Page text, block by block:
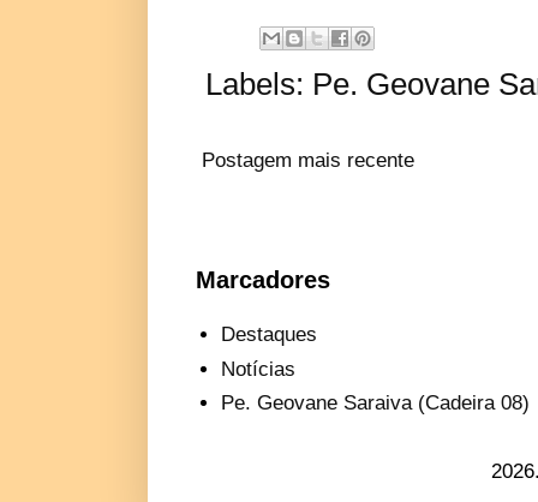
Labels: Pe. Geovane
Postagem mais recente
Marcadores
Destaques
Notícias
Pe. Geovane Saraiva (Cadeira 08)